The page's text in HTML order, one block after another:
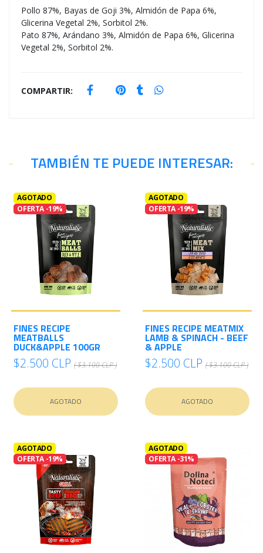
Pollo 87%, Bayas de Goji 3%, Almidón de Papa 6%,
Glicerina Vegetal 2%, Sorbitol 2%.
Pato 87%, Arándano 3%, Almidón de Papa 6%, Glicerina
Vegetal 2%, Sorbitol 2%.
COMPARTIR:
TAMBIÉN TE PUEDE INTERESAR:
AGOTADO
OFERTA -19%
FINES RECIPE
MEATBALLS
DUCK&APPLE 100GR
$2.500 CLP ( $3.100 CLP )
AGOTADO
AGOTADO
OFERTA -19%
FINES RECIPE MEATMIX
LAMB & SPINACH - BEEF
& APPLE
$2.500 CLP ( $3.100 CLP )
AGOTADO
AGOTADO
OFERTA -19%
AGOTADO
OFERTA -31%